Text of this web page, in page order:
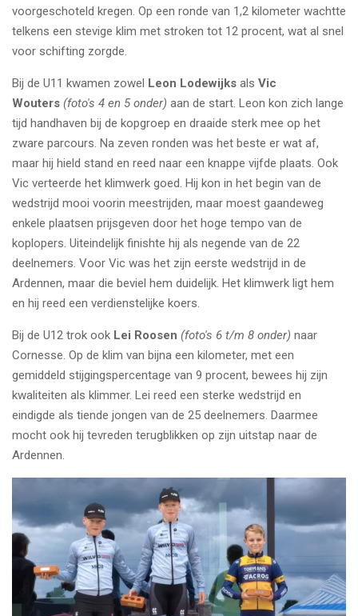
voorgeschoteld kregen. Op een ronde van 1,2 kilometer wachtte
telkens een stevige klim met stroken tot 12 procent, wat al snel
voor schifting zorgde.
Bij de U11 kwamen zowel Leon Lodewijks als Vic
Wouters (foto's 4 en 5 onder) aan de start. Leon kon zich lange
tijd handhaven bij de kopgroep en draaide sterk mee op het
zware parcours. Na zeven ronden was het beste er wat af,
maar hij hield stand en reed naar een knappe vijfde plaats. Ook
Vic verteerde het klimwerk goed. Hij kon in het begin van de
wedstrijd mooi voorin meestrijden, maar moest gaandeweg
enkele plaatsen prijsgeven door het hoge tempo van de
koplopers. Uiteindelijk finishte hij als negende van de 22
deelnemers. Voor Vic was het zijn eerste wedstrijd in de
Ardennen, maar die beviel hem duidelijk. Het klimwerk ligt hem
en hij reed een verdienstelijke koers.
Bij de U12 trok ook Lei Roosen (foto's 6 t/m 8 onder) naar
Cornesse. Op de klim van bijna een kilometer, met een
gemiddeld stijgingspercentage van 9 procent, bewees hij zijn
kwaliteiten als klimmer. Lei reed een sterke wedstrijd en
eindigde als tiende jongen van de 25 deelnemers. Daarmee
mocht ook hij tevreden terugblikken op zijn uitstap naar de
Ardennen.